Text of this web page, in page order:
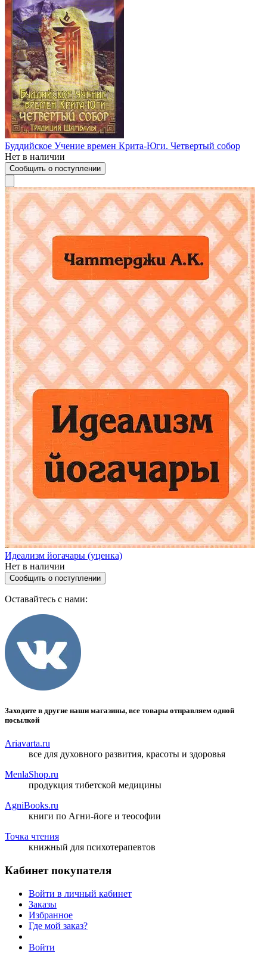
Буддийское Учение времен Крита-Юги. Четвертый собор
Нет в наличии
Сообщить о поступлении
Идеализм йогачары (уценка)
Нет в наличии
Сообщить о поступлении
Оставайтесь с нами:
Заходите в другие наши магазины, все товары отправляем одной
посылкой
Ariavarta.ru
все для духовного развития, красоты и здоровья
MenlaShop.ru
продукция тибетской медицины
AgniBooks.ru
книги по Агни-йоге и теософии
Точка чтения
книжный для психотерапевтов
Кабинет покупателя
Войти в личный кабинет
Заказы
Избранное
Где мой заказ?
Войти